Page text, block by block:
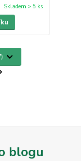
Skladem > 5 ks
blogu